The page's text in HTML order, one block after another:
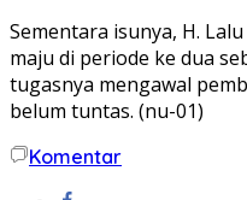
Sementara isunya, H.
maju di periode ke dua
tugasnya mengawal
belum tuntas. (nu-01)
Komentar